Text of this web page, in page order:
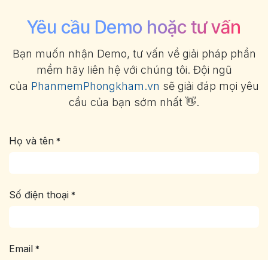
Yêu cầu Demo hoặc tư vấn
Bạn muốn nhận Demo, tư vấn về giải pháp phần
mềm hãy liên hệ với chúng tôi. Đội ngũ
của PhanmemPhongkham.vn sẽ giải đáp mọi yêu
cầu của bạn sớm nhất 👋.
Họ và tên *
Số điện thoại *
Email *